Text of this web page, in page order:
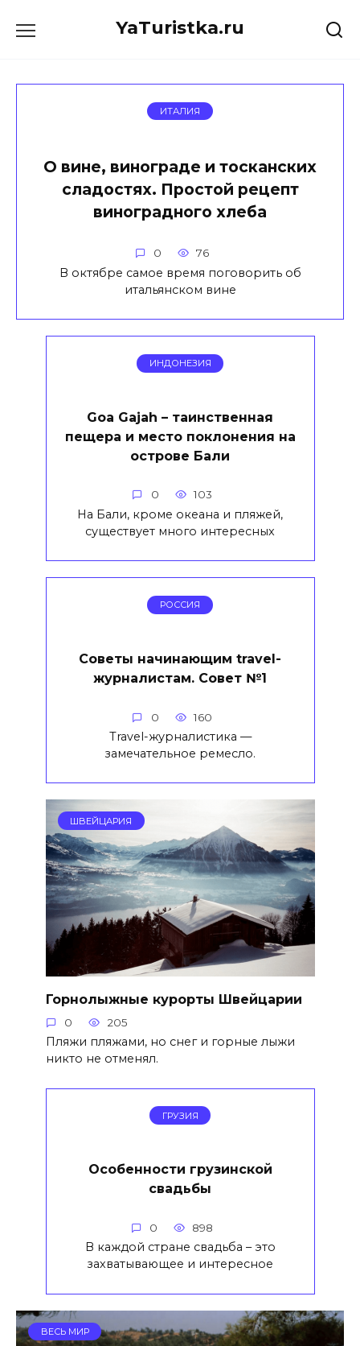
YaTuristka.ru
ИТАЛИЯ
О вине, винограде и тосканских
сладостях. Простой рецепт
виноградного хлеба
0 76
В октябре самое время поговорить об
итальянском вине
ИНДОНЕЗИЯ
Goa Gajah – таинственная
пещера и место поклонения на
острове Бали
0 103
На Бали, кроме океана и пляжей,
существует много интересных
РОССИЯ
Советы начинающим travel-
журналистам. Совет №1
0 160
Travel-журналистика —
замечательное ремесло.
ШВЕЙЦАРИЯ
Горнолыжные курорты Швейцарии
0 205
Пляжи пляжами, но снег и горные лыжи
никто не отменял.
ГРУЗИЯ
Особенности грузинской
свадьбы
0 898
В каждой стране свадьба – это
захватывающее и интересное
ВЕСЬ МИР